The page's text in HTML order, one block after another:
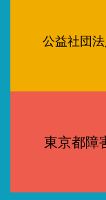
公益社団
東京都障